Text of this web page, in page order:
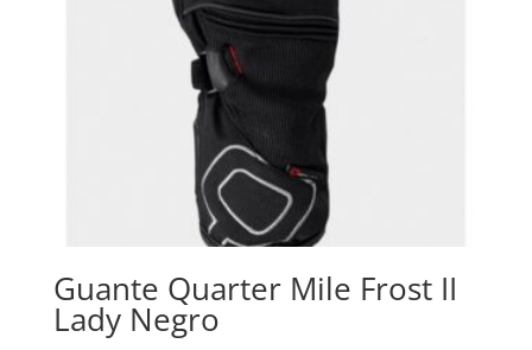
Guante Quarter Mile Frost II
Lady Negro